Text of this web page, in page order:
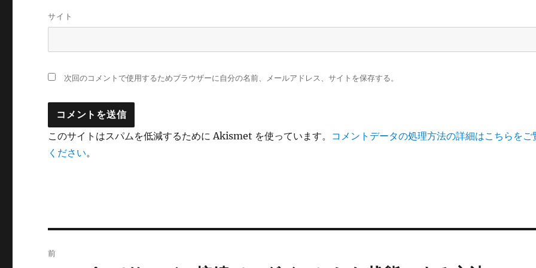
サイト
次回のコメントで使用するためブラウザーに自分の名前、メールアドレス、サイトを保存する。
このサイトはスパムを低減するために Akismet を使っています。 コメントデータの処理方法の詳細はこちらをご
ください。
前